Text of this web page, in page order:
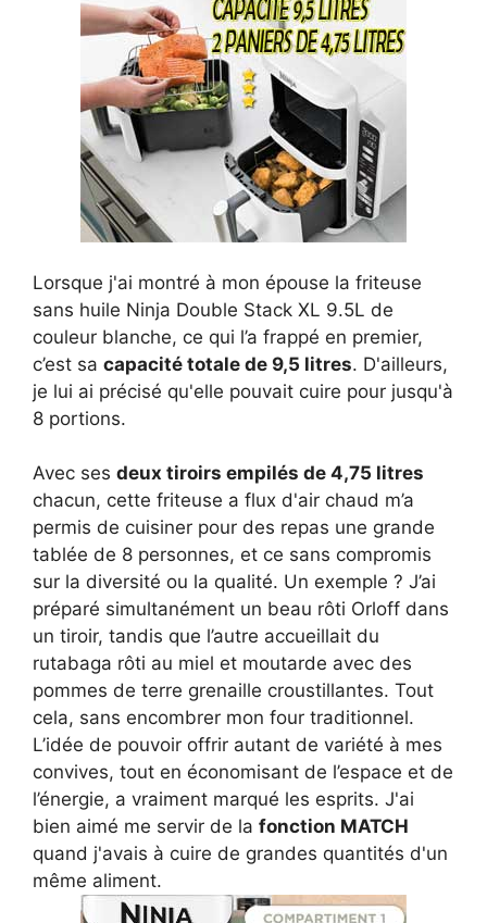
Lorsque j'ai montré à mon épouse la friteuse
sans huile Ninja Double Stack XL 9.5L de
couleur blanche, ce qui l’a frappé en premier,
c’est sa capacité totale de 9,5 litres. D'ailleurs,
je lui ai précisé qu'elle pouvait cuire pour jusqu'à
8 portions.
Avec ses deux tiroirs empilés de 4,75 litres
chacun, cette friteuse a flux d'air chaud m’a
permis de cuisiner pour des repas une grande
tablée de 8 personnes, et ce sans compromis
sur la diversité ou la qualité. Un exemple ? J’ai
préparé simultanément un beau rôti Orloff dans
un tiroir, tandis que l’autre accueillait du
rutabaga rôti au miel et moutarde avec des
pommes de terre grenaille croustillantes. Tout
cela, sans encombrer mon four traditionnel.
L’idée de pouvoir offrir autant de variété à mes
convives, tout en économisant de l’espace et de
l’énergie, a vraiment marqué les esprits. J'ai
bien aimé me servir de la fonction MATCH
quand j'avais à cuire de grandes quantités d'un
même aliment.